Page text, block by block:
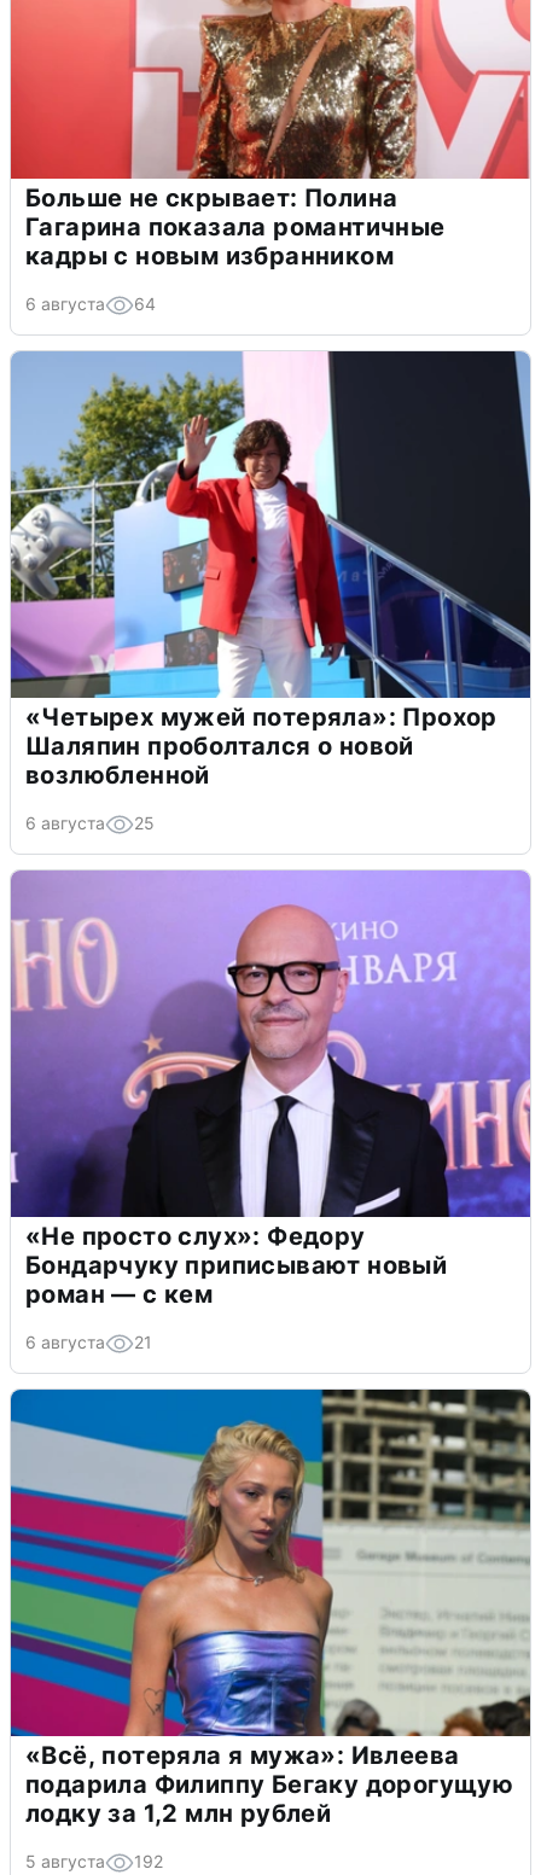
Больше не скрывает: Полина
Гагарина показала романтичные
кадры с новым избранником
6 августа 64
«Четырех мужей потеряла»: Прохор
Шаляпин проболтался о новой
возлюбленной
6 августа 25
«Не просто слух»: Федору
Бондарчуку приписывают новый
роман — с кем
6 августа 21
«Всё, потеряла я мужа»: Ивлеева
подарила Филиппу Бегаку дорогущую
лодку за 1,2 млн рублей
5 августа 192